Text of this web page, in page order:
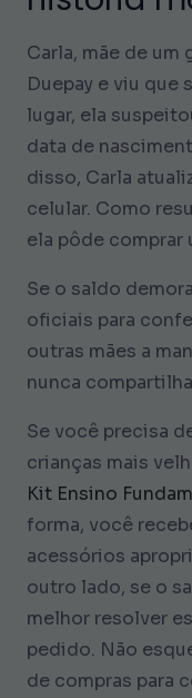
Carla, mãe de um
Duepay e viu que
lugar, ela
data de
disso, Carla
celular. Como
ela pôde comprar
Se o saldo
oficiais para
outras mães a
nunca
Se você precisa
crianças mais
Kit Ensino
forma, você
acessórios
outro lado, se o
melhor resolver
pedido. Não
de compras para